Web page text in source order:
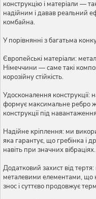
конструкцію і матеріали —
надійним і давав реальний
комбайна.
У порівнянні з багатьма
Європейські матеріали:
Німеччини — саме такі
корозійну стійкість.
Удосконалення конструкції:
формує максимальне ребро
конструкції під
Надійне кріплення: ми
яка гарантує, що гребінка і
навіть при значних вібраціях.
Додатковий захист від
металевими елементами, що
знос і суттєво продовжує